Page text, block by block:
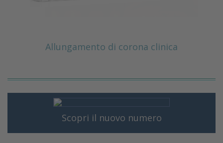
Allungamento di corona clinica
Scopri il nuovo numero